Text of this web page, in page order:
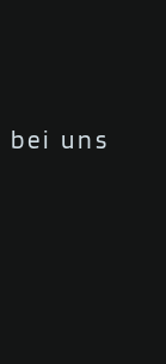
bei uns